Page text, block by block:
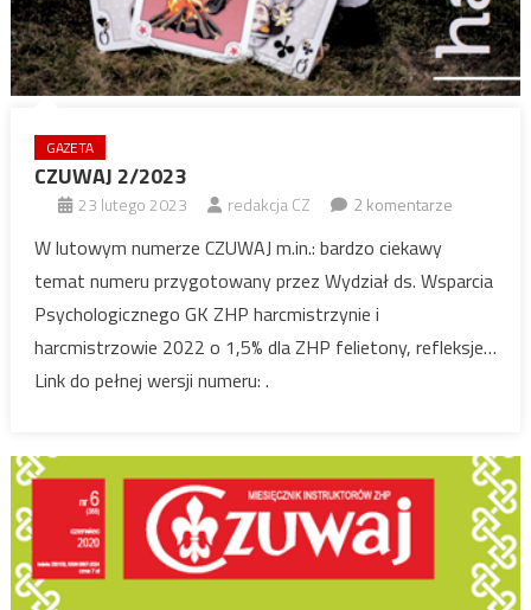
GAZETA
CZUWAJ 2/2023
23 lutego 2023 redakcja CZ 2 komentarze
W lutowym numerze CZUWAJ m.in.: bardzo ciekawy
temat numeru przygotowany przez Wydział ds. Wsparcia
Psychologicznego GK ZHP harcmistrzynie i
harcmistrzowie 2022 o 1,5% dla ZHP felietony, refleksje…
Link do pełnej wersji numeru: .